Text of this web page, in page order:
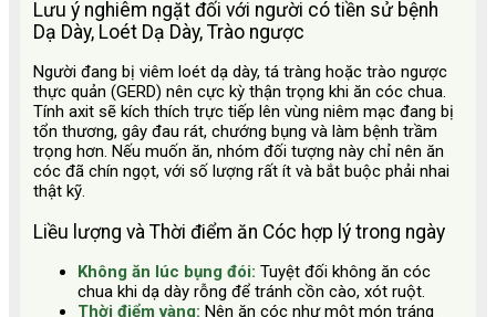
Lưu ý nghiêm ngặt đối với người có tiền sử bệnh
Dạ Dày, Loét Dạ Dày, Trào ngược
Người đang bị viêm loét dạ dày, tá tràng hoặc trào ngược
thực quản (GERD) nên cực kỳ thận trọng khi ăn cóc chua.
Tính axit sẽ kích thích trực tiếp lên vùng niêm mạc đang bị
tổn thương, gây đau rát, chướng bụng và làm bệnh trầm
trọng hơn. Nếu muốn ăn, nhóm đối tượng này chỉ nên ăn
cóc đã chín ngọt, với số lượng rất ít và bắt buộc phải nhai
thật kỹ.
Liều lượng và Thời điểm ăn Cóc hợp lý trong ngày
Không ăn lúc bụng đói: Tuyệt đối không ăn cóc
chua khi dạ dày rỗng để tránh cồn cào, xót ruột.
Thời điểm vàng: Nên ăn cóc như một món tráng